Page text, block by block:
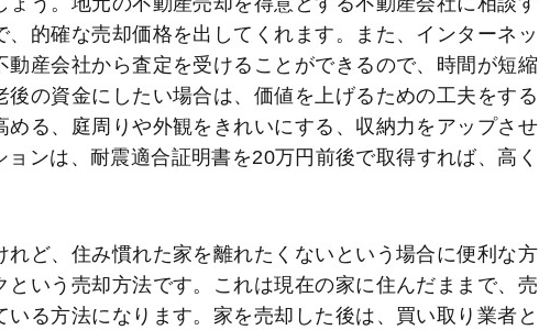
的確な売却価格を出してくれます。また、インターネッ
動産会社から査定を受けることができるので、時間が短縮
の資金にしたい場合は、価値を上げるための工夫をする
る、庭周りや外観をきれいにする、収納力をアップさせ
ンは、耐震適合証明書を20万円前後で取得すれば、高く
ど、住み慣れた家を離れたくないという場合に便利な方
いう売却方法です。これは現在の家に住んだままで、売
る方法になります。家を売却した後は、買い取り業者と